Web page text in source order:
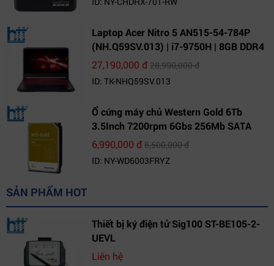
Laptop Acer Nitro 5 AN515-54-784P
(NH.Q59SV.013) | i7-9750H | 8GB DDR4
| 1TB HDD | GeForce GTX 1650 4GB |
27,190,000 đ28,990,000 đ
ID: TK-NHQ59SV.013
Ổ cứng máy chủ Western Gold 6Tb
3.5Inch 7200rpm 6Gbs 256Mb SATA
(WD6003FRYZ)
6,990,000 đ8,500,000 đ
ID: NY-WD6003FRYZ
SẢN PHẨM HOT
Thiết bị ký điện tử Sig100 ST-BE105-2-
UEVL
Liên hệ